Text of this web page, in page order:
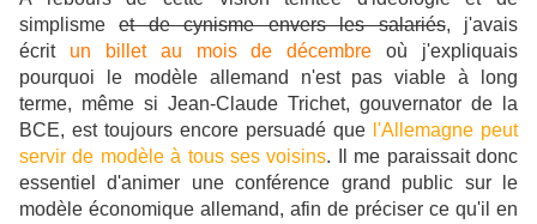
simplismeet de cynisme envers les salariés, j'avais
écrit un billet au mois de décembre où j'expliquais
pourquoi le modèle allemand n'est pas viable à long
terme, même si Jean-Claude Trichet, gouvernator de la
BCE, est toujours encore persuadé que l'Allemagne peut
servir de modèle à tous ses voisins.
Il me paraissait donc
essentiel d'animer une conférence grand public sur le
modèle économique allemand, afin de préciser ce qu'il en